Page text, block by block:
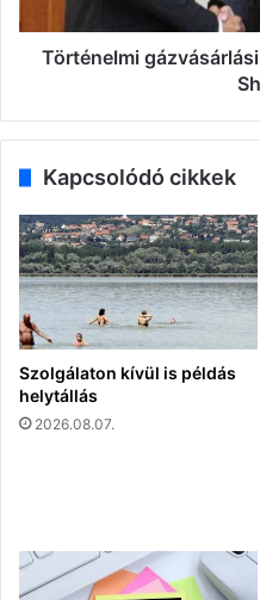
Történelmi
Kapcsolódó cikkek
Szolgálaton kívül is példás
helytállás
2026.08.07.